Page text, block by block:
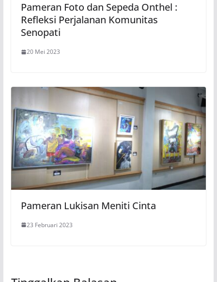
Pameran Foto dan Sepeda Onthel :
Refleksi Perjalanan Komunitas
Senopati
20 Mei 2023
Pameran Lukisan Meniti Cinta
23 Februari 2023